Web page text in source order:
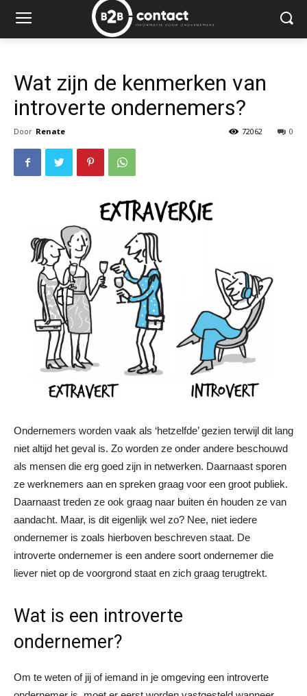
Wat zijn de kenmerken van
introverte ondernemers?
Door Renate 0
72062
Ondernemers worden vaak als ‘hetzelfde’ gezien terwijl dit lang
niet altijd het geval is. Zo worden ze onder andere beschouwd
als mensen die erg goed zijn in netwerken. Daarnaast sporen
ze werknemers aan en spreken graag voor een groot publiek.
Daarnaast treden ze ook graag naar buiten én houden ze van
aandacht. Maar, is dit eigenlijk wel zo? Nee, niet iedere
ondernemer is zoals hierboven beschreven staat. De
introverte ondernemer is een andere soort ondernemer die
liever niet op de voorgrond staat en zich graag terugtrekt.
Wat is een introverte
ondernemer?
Om te weten of jij of iemand in je omgeving een introverte